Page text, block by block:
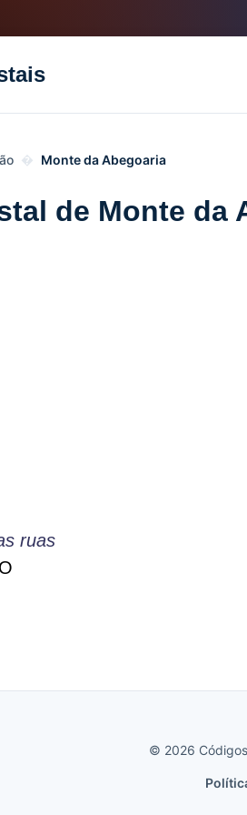
Monte da Abegoaria
de Monte da
ruas
© 2026